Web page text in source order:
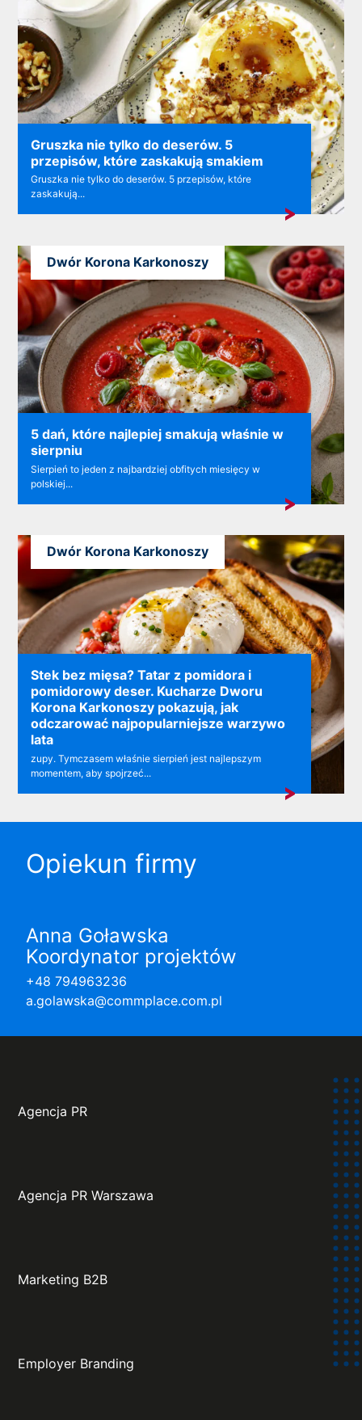
Gruszka nie tylko do deserów. 5
przepisów, które zaskakują smakiem
Gruszka nie tylko do deserów. 5 przepisów, które
zaskakują...
5 dań, które najlepiej smakują właśnie w
sierpniu
Sierpień to jeden z najbardziej obfitych miesięcy w
polskiej...
Dwór Korona Karkonoszy
Stek bez mięsa? Tatar z pomidora i
pomidorowy deser. Kucharze Dworu
Korona Karkonoszy pokazują, jak
odczarować najpopularniejsze warzywo
lata
zupy. Tymczasem właśnie sierpień jest najlepszym
momentem, aby spojrzeć...
Dwór Korona Karkonoszy
Opiekun firmy
Anna Goławska
Koordynator projektów
+48 794963236
a.golawska@commplace.com.pl
Agencja PR
Agencja PR Warszawa
Marketing B2B
Employer Branding